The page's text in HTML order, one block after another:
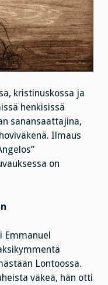
kristinuskossa ja
henkisissä
sanansaattajina,
Ilmaus
on
Emmanuel
Lontoossa.
väkeä, hän otti